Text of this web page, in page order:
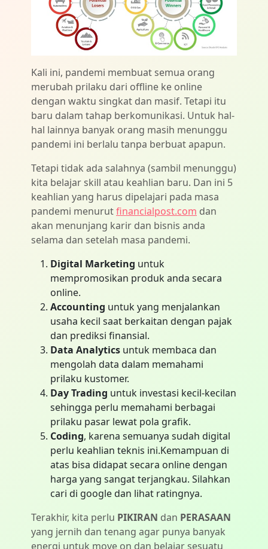
Kali ini, pandemi membuat semua orang
merubah prilaku dari offline ke online
dengan waktu singkat dan masif. Tetapi itu
baru dalam tahap berkomunikasi. Untuk hal-
hal lainnya banyak orang masih menunggu
pandemi ini berlalu tanpa berbuat apapun.
Tetapi tidak ada salahnya (sambil menunggu)
kita belajar skill atau keahlian baru. Dan ini 5
keahlian yang harus dipelajari pada masa
pandemi menurutfinancialpost.com dan
akan menunjang karir dan bisnis anda
selama dan setelah masa pandemi.
Digital Marketing untuk
mempromosikan produk anda secara
online.
Accounting untuk yang menjalankan
usaha kecil saat berkaitan dengan pajak
dan prediksi finansial.
Data Analytics untuk membaca dan
mengolah data dalam memahami
prilaku kustomer.
Day Trading untuk investasi kecil-kecilan
sehingga perlu memahami berbagai
prilaku pasar lewat pola grafik.
Coding, karena semuanya sudah digital
perlu keahlian teknis ini.Kemampuan di
atas bisa didapat secara online dengan
harga yang sangat terjangkau. Silahkan
cari di google dan lihat ratingnya.
Terakhir, kita perlu PIKIRAN dan PERASAAN
yang jernih dan tenang agar punya banyak
energi untuk move on dan belajar sesuatu